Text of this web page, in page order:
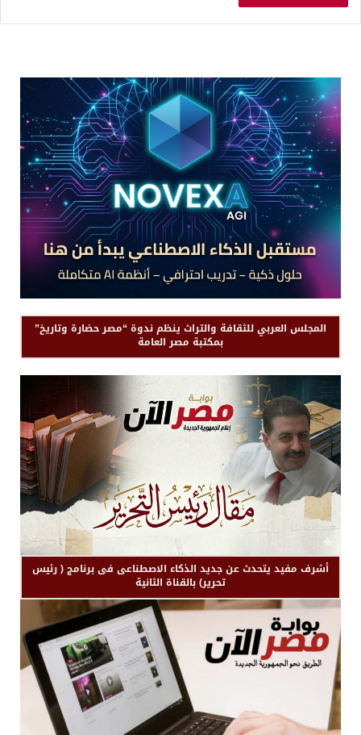
المجلس العربي للثقافة والتراث ينظم ندوة “مصر حضارة وتاريخ”
بمكتبة مصر العامة
أشرف مفيد يتحدث عن جديد الذكاء الاصطناعى فى برنامج ( رئيس
تحرير) بالقناة الثانية